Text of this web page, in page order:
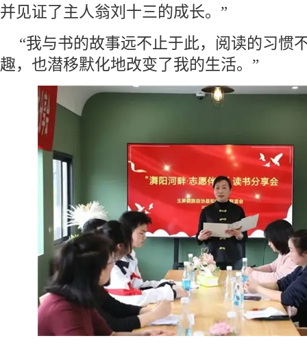
并见证了主人翁刘十三的成长。”
“我与书的故事远不止于此，阅读的习惯
趣，也潜移默化地改变了我的生活。”